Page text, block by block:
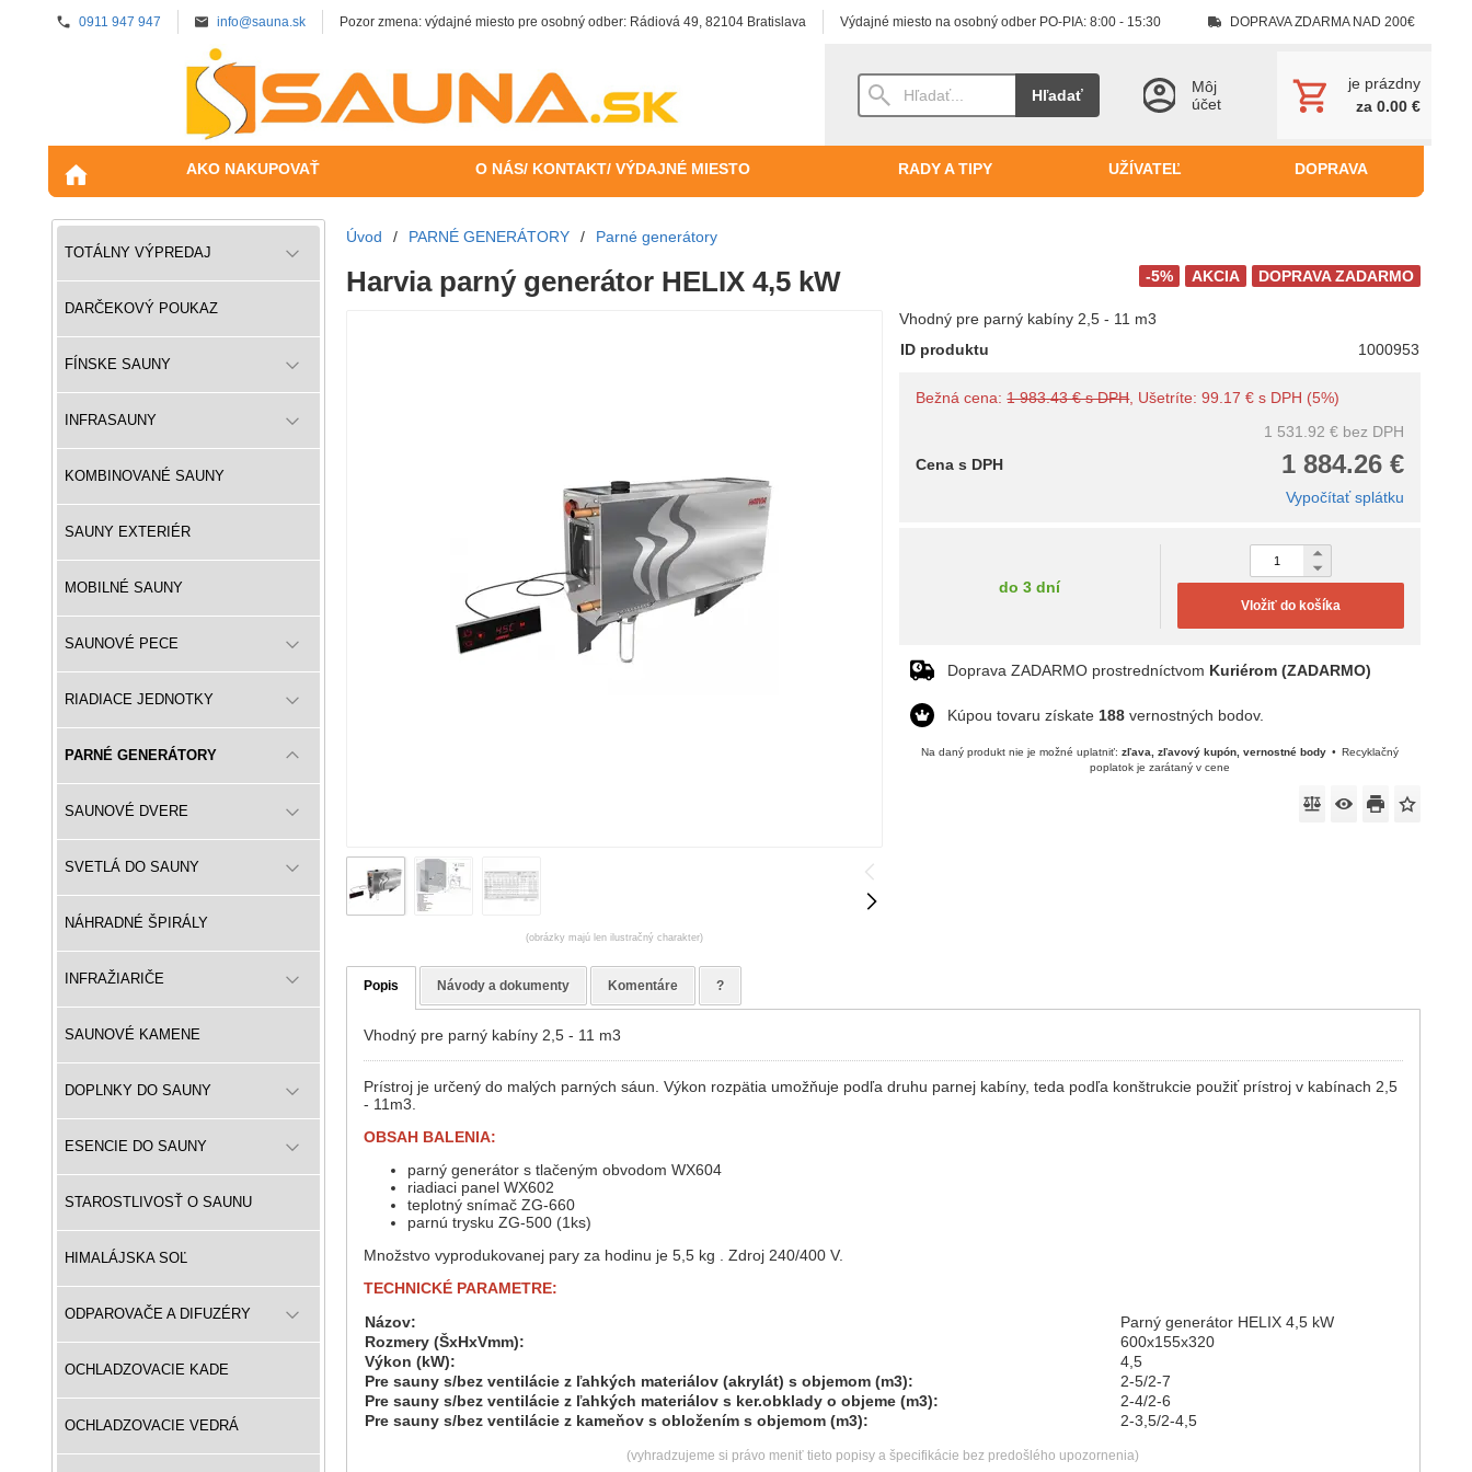
0911 947 947 info@sauna.sk Pozor zmena: výdajné miesto pre osobný odber: Rádiová 49, 82104 Bratislava Výdajné miesto na osobný odber PO-PIA: 8:00 - 15:30 DOPRAVA ZDARMA NAD 200€
Hľadať
Môj
účet
je prázdny
za 0.00 €
AKO NAKUPOVAŤ O NÁS/ KONTAKT/ VÝDAJNÉ MIESTO RADY A TIPY UŽÍVATEĽ DOPRAVA
TOTÁLNY VÝPREDAJ
DARČEKOVÝ POUKAZ
FÍNSKE SAUNY
INFRASAUNY
KOMBINOVANÉ SAUNY
SAUNY EXTERIÉR
MOBILNÉ SAUNY
SAUNOVÉ PECE
RIADIACE JEDNOTKY
PARNÉ GENERÁTORY
SAUNOVÉ DVERE
SVETLÁ DO SAUNY
NÁHRADNÉ ŠPIRÁLY
INFRAŽIARIČE
SAUNOVÉ KAMENE
DOPLNKY DO SAUNY
ESENCIE DO SAUNY
STAROSTLIVOSŤ O SAUNU
HIMALÁJSKA SOĽ
ODPAROVAČE A DIFUZÉRY
OCHLADZOVACIE KADE
OCHLADZOVACIE VEDRÁ
Úvod / PARNÉ GENERÁTORY / Parné generátory
DOPRAVA ZADARMO
AKCIA
-5%
Harvia parný generátor HELIX 4,5 kW
(obrázky majú len ilustračný charakter)
Vhodný pre parný kabíny 2,5 - 11 m3
ID produktu
1000953
Bežná cena:1 983.43 € s DPH, Ušetríte: 99.17 € s DPH (5%)
1 531.92 € bez DPH
1 884.26 €
Cena s DPH
Vypočítať splátku
do 3 dní
Vložiť do košíka
Doprava ZADARMO prostredníctvom Kuriérom (ZADARMO)
Kúpou tovaru získate188 vernostných bodov.
Na daný produkt nie je možné uplatniť:zľava, zľavový kupón, vernostné body
Recyklačný
poplatok je zarátaný v cene
Popis Návody a dokumenty Komentáre ?
Vhodný pre parný kabíny 2,5 - 11 m3
Prístroj je určený do malých parných sáun. Výkon rozpätia umožňuje podľa druhu parnej kabíny, teda podľa konštrukcie použiť prístroj v kabínach 2,5
- 11m3.
OBSAH BALENIA:
parný generátor s tlačeným obvodom WX604
riadiaci panel WX602
teplotný snímač ZG-660
parnú trysku ZG-500 (1ks)
Množstvo vyprodukovanej pary za hodinu je 5,5 kg . Zdroj 240/400 V.
TECHNICKÉ PARAMETRE:
Názov:
Parný generátor HELIX 4,5 kW
Rozmery (ŠxHxVmm):
600x155x320
Výkon (kW):
4,5
Pre sauny s/bez ventilácie z ľahkých materiálov (akrylát) s objemom (m3):
2-5/2-7
Pre sauny s/bez ventilácie z ľahkých materiálov s ker.obklady o objeme (m3):
2-4/2-6
Pre sauny s/bez ventilácie z kameňov s obložením s objemom (m3):
2-3,5/2-4,5
(vyhradzujeme si právo meniť tieto popisy a špecifikácie bez predošlého upozornenia)